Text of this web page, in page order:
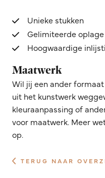
Unieke stukken
Gelimiteerde
Hoogwaardige
Maatwerk
Wil jij een ander
uit het kunstwerk
kleuraanpassing of
voor maatwerk. Meer
op.
TERUG NAAR